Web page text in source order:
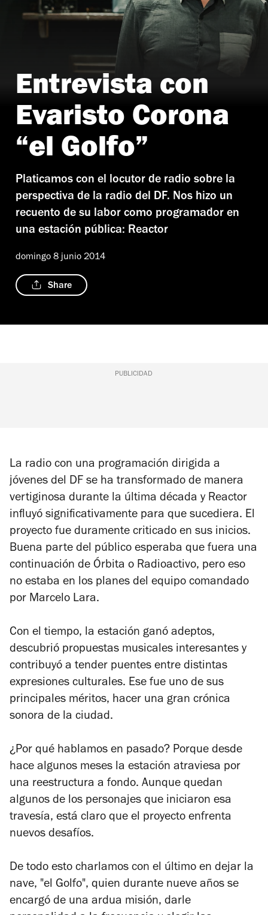
Foto: Ariette Armella
Entrevista con
Evaristo Corona
“el Golfo”
Platicamos con el locutor de radio sobre la
perspectiva de la radio del DF. Nos hizo un
recuento de su labor como programador en
una estación pública: Reactor
domingo 8 junio 2014
Share
PUBLICIDAD
La radio con una programación dirigida a
jóvenes del DF se ha transformado de manera
vertiginosa durante la última década y Reactor
influyó significativamente para que sucediera. El
proyecto fue duramente criticado en sus inicios.
Buena parte del público esperaba que fuera una
continuación de Órbita o Radioactivo, pero eso
no estaba en los planes del equipo comandado
por Marcelo Lara.
Con el tiempo, la estación ganó adeptos,
descubrió propuestas musicales interesantes y
contribuyó a tender puentes entre distintas
expresiones culturales. Ese fue uno de sus
principales méritos, hacer una gran crónica
sonora de la ciudad.
¿Por qué hablamos en pasado? Porque desde
hace algunos meses la estación atraviesa por
una reestructura a fondo. Aunque quedan
algunos de los personajes que iniciaron esa
travesía, está claro que el proyecto enfrenta
nuevos desafíos.
De todo esto charlamos con el último en dejar la
nave, "el Golfo", quien durante nueve años se
encargó de una ardua misión, darle